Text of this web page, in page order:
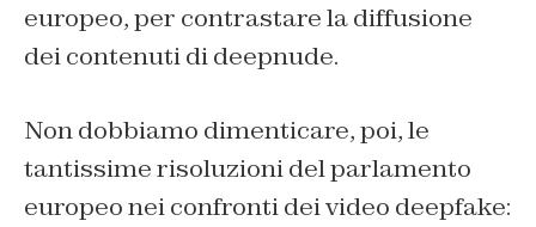
europeo, per contrastare la diffusione
dei contenuti di deepnude.
Non dobbiamo dimenticare, poi, le
tantissime risoluzioni del parlamento
europeo nei confronti dei video deepfake: